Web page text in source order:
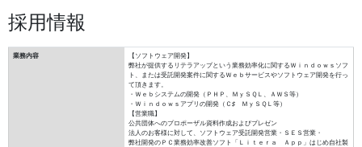
採用情報
業務内容
【ソフトウェア開発】
弊社が提供するリテラアップという業務効率化に関するＷｉｎｄｏｗｓソフ
ト、または受託開発案件に関するＷｅｂサービスやソフトウェア開発を行っ
て頂きます。
・Ｗｅｂシステムの開発（ＰＨＰ、ＭｙＳＱＬ、ＡＷＳ等）
・Ｗｉｎｄｏｗｓアプリの開発（Ｃ♯ ＭｙＳＱＬ等）
【営業職】
公共団体へのプロポーザル資料作成およびプレゼン
法人のお客様に対して、ソフトウェア受託開発営業・ＳＥＳ営業・
弊社開発のＰＣ業務効率改善ソフト「Ｌｉｔｅｒａ Ａｐｐ」はじめ自社製